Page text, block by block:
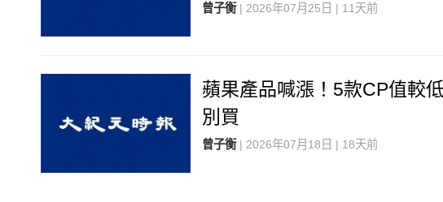
曾子衡| 2026年07月25日 | 11天前
蘋果產品喊漲！5款CP值較
別買
曾子衡| 2026年07月18日 | 18天前